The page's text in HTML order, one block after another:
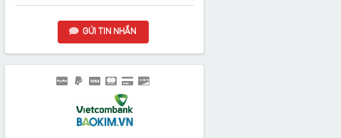
GỬI TIN NHẮN